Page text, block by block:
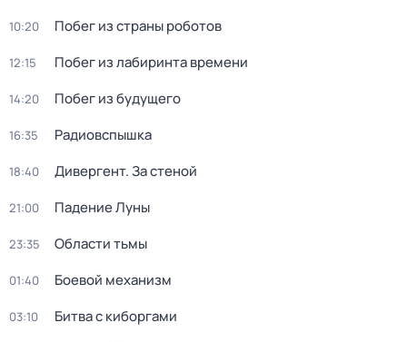
10:20 Побег из страны роботов
12:15 Пoбег из лабиринтa времени
14:20 Побег из будущего
16:35 Радиовспышка
18:40 Дивергент. За стеной
21:00 Падение Луны
23:35 Области тьмы
01:40 Боевой механизм
03:10 Битва с киборгами